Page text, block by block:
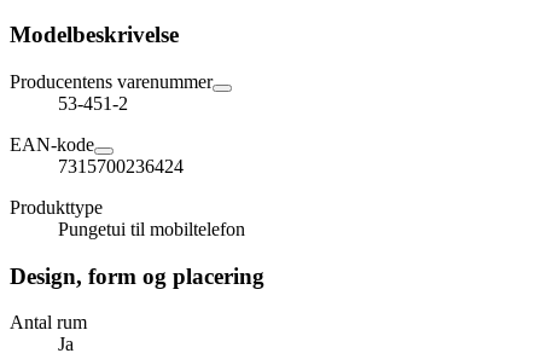
Modelbeskrivelse
Producentens varenummer
53-451-2
EAN-kode
7315700236424
Produkttype
Pungetui til mobiltelefon
Design, form og placering
Antal rum
Ja